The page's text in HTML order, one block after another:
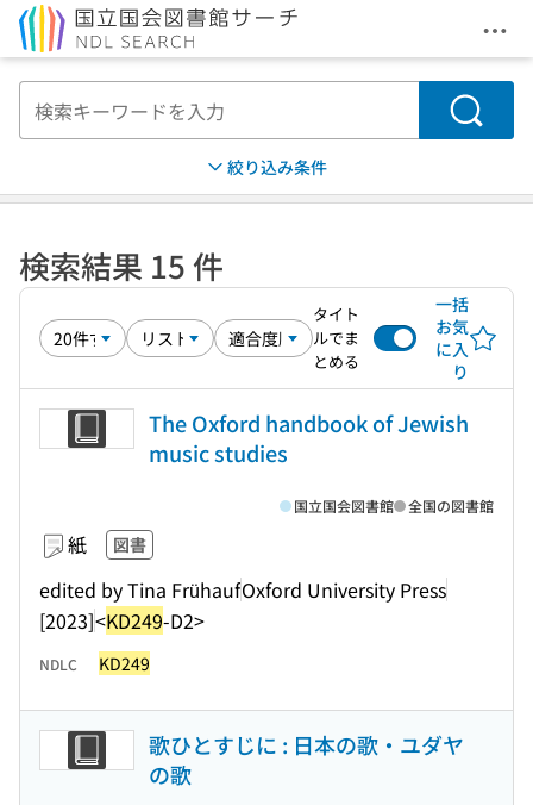
メ
検索
絞り込み条件
検索結果 15 件
タイト
ルでま
とめる
一括
お気
に入
り
The Oxford handbook of Jewish
music studies
紙 図書
edited by Tina FrühaufOxford University Press
[2023]<KD249-D2>
国立国会図書館 全国の図書館
NDLC KD249
歌ひとすじに : 日本の歌・ユダヤ
の歌